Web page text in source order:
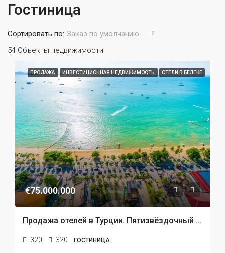
Гостиница
54 Объекты недвижимости
Сортировать по: Заказ по умолчанию
ПРОДАЖА ИНВЕСТИЦИОННАЯ НЕДВИЖИМОСТЬ ОТЕЛИ В БЕЛЕКЕ
€75.000.000
Продажа отелей в Турции. Пятизвёздочный отель в Белеке с видом на море и пляж
320 320 ГОСТИНИЦА